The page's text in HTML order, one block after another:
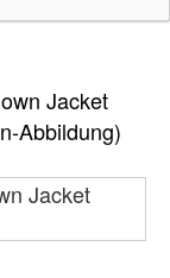
Jacket
Abbildung)